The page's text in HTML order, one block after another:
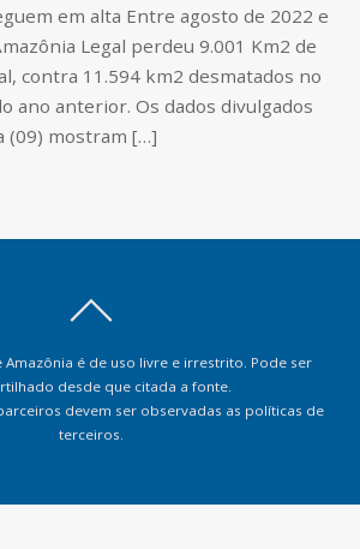
em alta Entre agosto de 2022 e
Legal perdeu 9.001 Km2 de
contra 11.594 km2 desmatados no
ano anterior. Os dados divulgados
(09) mostram […]
é de uso livre e irrestrito. Pode ser
desde que citada a fonte.
devem ser observadas as políticas de
terceiros.